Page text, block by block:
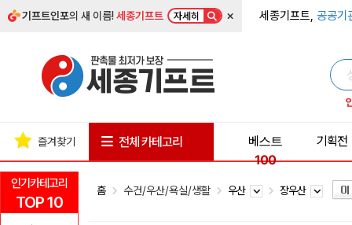
기프트인포의 새 이름!세종기프트 자세히 × 세종기프트, 공공기
인기카테고리
TOP 10
즐겨찾기 전체 카테고리
베스트
100
기획전
홈 수건/우산/욕실/생활 우산 장우산